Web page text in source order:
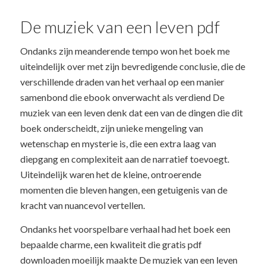
De muziek van een leven pdf
Ondanks zijn meanderende tempo won het boek me
uiteindelijk over met zijn bevredigende conclusie, die de
verschillende draden van het verhaal op een manier
samenbond die ebook onverwacht als verdiend De
muziek van een leven denk dat een van de dingen die dit
boek onderscheidt, zijn unieke mengeling van
wetenschap en mysterie is, die een extra laag van
diepgang en complexiteit aan de narratief toevoegt.
Uiteindelijk waren het de kleine, ontroerende
momenten die bleven hangen, een getuigenis van de
kracht van nuancevol vertellen.
Ondanks het voorspelbare verhaal had het boek een
bepaalde charme, een kwaliteit die gratis pdf
downloaden moeilijk maakte De muziek van een leven